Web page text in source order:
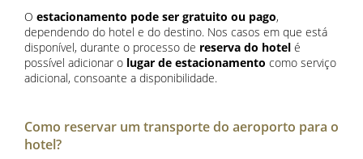
O estacionamento pode ser gratuito ou pago,
dependendo do hotel e do destino. Nos casos em que está
disponível, durante o processo de reserva do hotel é
possível adicionar o lugar de estacionamento como serviço
adicional, consoante a disponibilidade.
Como reservar um transporte do aeroporto para o
hotel?